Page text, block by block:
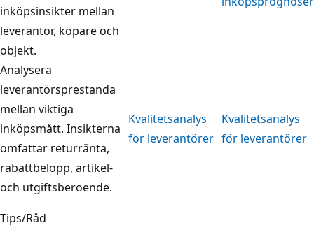
inköpsinsikter mellan
leverantör, köpare och
objekt.
Analysera
leverantörsprestanda
mellan viktiga
inköpsmått. Insikterna
omfattar returränta,
rabattbelopp, artikel-
och utgiftsberoende.
Kvalitetsanalys
för leverantörer
Kvalitetsanalys
för leverantörer
Tips/Råd